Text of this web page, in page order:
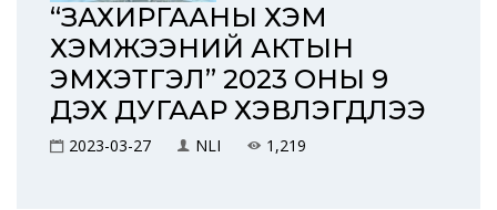
“ЗАХИРГААНЫ ХЭМ
ХЭМЖЭЭНИЙ АКТЫН
ЭМХЭТГЭЛ” 2023 ОНЫ 9
ДЭХ ДУГААР ХЭВЛЭГДЛЭЭ
2023-03-27 NLI 1,219